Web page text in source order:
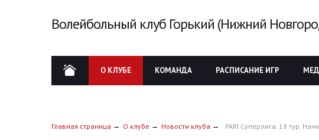
Волейбольный клуб Горький (Нижний
О КЛУБЕ КОМАНДА РАСПИСАНИЕ ИГР
Главная страница О клубе Новости клуба PARI Суперлига. 19 тур.